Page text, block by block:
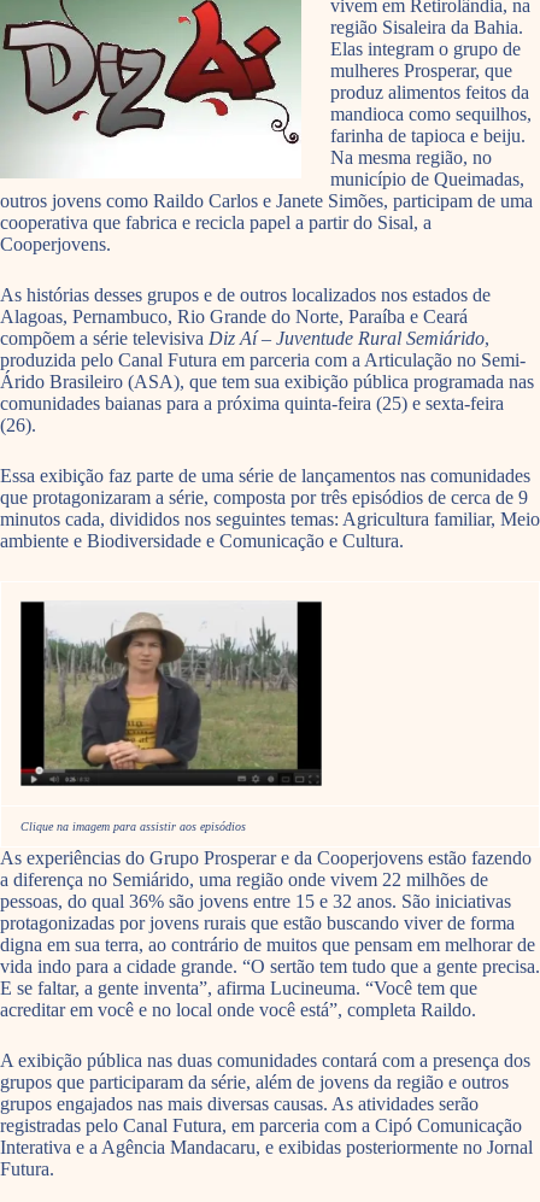
vivem em Retirolândia, na
região Sisaleira da Bahia.
Elas integram o grupo de
mulheres Prosperar, que
produz alimentos feitos da
mandioca como sequilhos,
farinha de tapioca e beiju.
Na mesma região, no
município de Queimadas,
outros jovens como Raildo Carlos e Janete Simões, participam de uma
cooperativa que fabrica e recicla papel a partir do Sisal, a
Cooperjovens.
As histórias desses grupos e de outros localizados nos estados de
Alagoas, Pernambuco, Rio Grande do Norte, Paraíba e Ceará
compõem a série televisiva Diz Aí – Juventude Rural Semiárido,
produzida pelo Canal Futura em parceria com a Articulação no Semi-
Árido Brasileiro (ASA), que tem sua exibição pública programada nas
comunidades baianas para a próxima quinta-feira (25) e sexta-feira
(26).
Essa exibição faz parte de uma série de lançamentos nas comunidades
que protagonizaram a série, composta por três episódios de cerca de 9
minutos cada, divididos nos seguintes temas: Agricultura familiar, Meio
ambiente e Biodiversidade e Comunicação e Cultura.
Clique na imagem para assistir aos episódios
As experiências do Grupo Prosperar e da Cooperjovens estão fazendo
a diferença no Semiárido, uma região onde vivem 22 milhões de
pessoas, do qual 36% são jovens entre 15 e 32 anos. São iniciativas
protagonizadas por jovens rurais que estão buscando viver de forma
digna em sua terra, ao contrário de muitos que pensam em melhorar de
vida indo para a cidade grande. “O sertão tem tudo que a gente precisa.
E se faltar, a gente inventa”, afirma Lucineuma. “Você tem que
acreditar em você e no local onde você está”, completa Raildo.
A exibição pública nas duas comunidades contará com a presença dos
grupos que participaram da série, além de jovens da região e outros
grupos engajados nas mais diversas causas. As atividades serão
registradas pelo Canal Futura, em parceria com a Cipó Comunicação
Interativa e a Agência Mandacaru, e exibidas posteriormente no Jornal
Futura.